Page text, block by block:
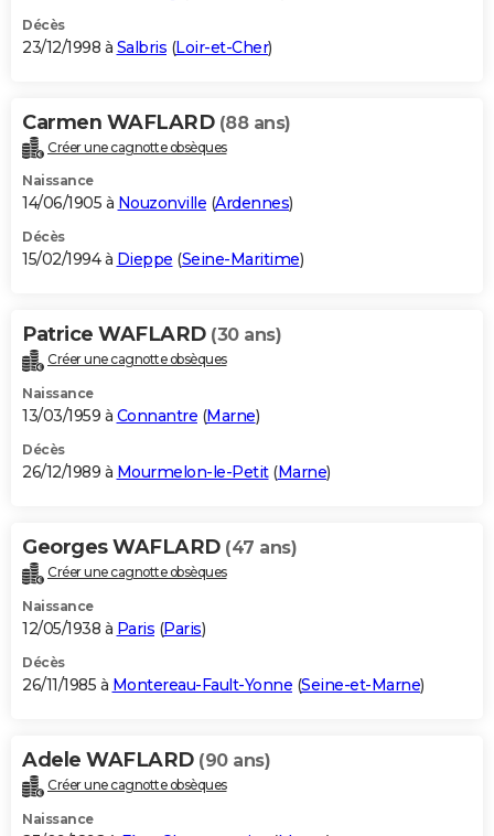
Décès
23/12/1998 à Salbris (Loir-et-Cher)
Carmen WAFLARD (88 ans)
Créer une cagnotte obsèques
Naissance
14/06/1905 à Nouzonville (Ardennes)
Décès
15/02/1994 à Dieppe (Seine-Maritime)
Patrice WAFLARD (30 ans)
Créer une cagnotte obsèques
Naissance
13/03/1959 à Connantre (Marne)
Décès
26/12/1989 à Mourmelon-le-Petit(Marne)
Georges WAFLARD (47 ans)
Créer une cagnotte obsèques
Naissance
12/05/1938 à Paris (Paris)
Décès
26/11/1985 à Montereau-Fault-Yonne (Seine-et-Marne)
Adele WAFLARD (90 ans)
Créer une cagnotte obsèques
Naissance